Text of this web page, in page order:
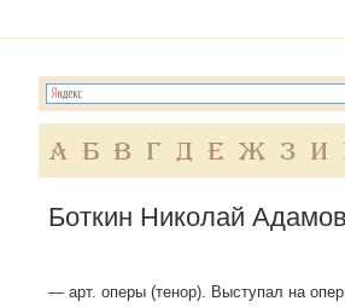
А Б В Г Д Е Ж З И
Боткин Николай
— арт. оперы (тенор). Выступал на